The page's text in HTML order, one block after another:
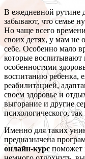
В ежедневной
забывают, что семье
Но чаще всего времени
своих детях, у мам не
себе. Особенно мало
которые воспитывают
особенностями
воспитанию ребенка,
реабилитацией,
своем здоровье и
выгорание и другие
психологического,
Именно для таких
предназначена
онлайн-курс поможет